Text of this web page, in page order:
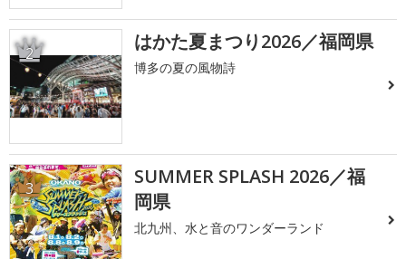
2 はかた夏まつり2026／福岡県
博多の夏の風物詩
3
SUMMER SPLASH 2026／福
岡県
北九州、水と音のワンダーランド